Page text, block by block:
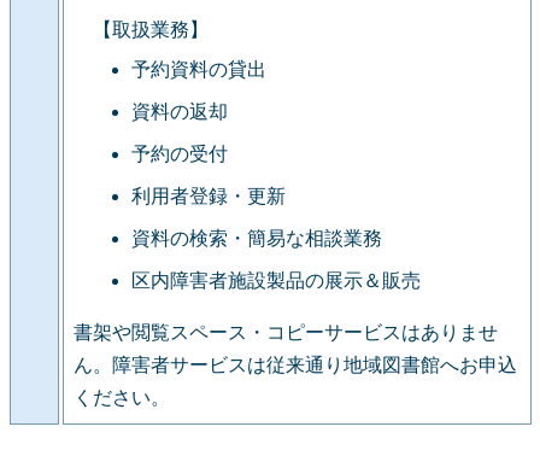
【取扱業務】
予約資料の貸出
資料の返却
予約の受付
利用者登録・更新
資料の検索・簡易な相談業務
区内障害者施設製品の展示＆販売
書架や閲覧スペース・コピーサービスはありませ
ん。障害者サービスは従来通り地域図書館へお申込
ください。